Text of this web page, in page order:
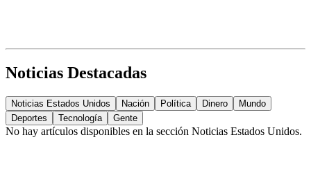
Noticias Destacadas
Noticias Estados Unidos Nación Política Dinero
Mundo
Deportes
Tecnología Gente
No hay artículos disponibles en la sección Noticias Estados Unidos.